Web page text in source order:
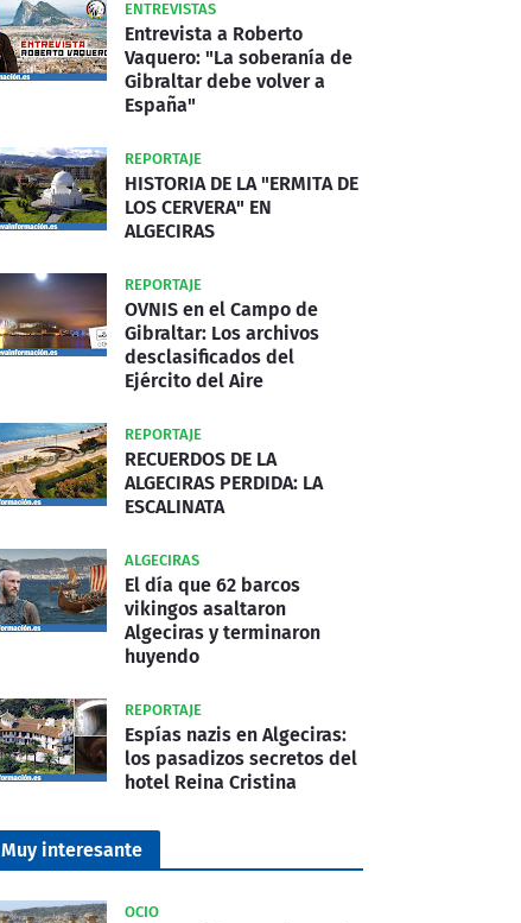
ENTREVISTAS
Entrevista a Roberto
Vaquero: "La soberanía de
Gibraltar debe volver a
España"
REPORTAJE
HISTORIA DE LA "ERMITA DE
LOS CERVERA" EN
ALGECIRAS
REPORTAJE
OVNIS en el Campo de
Gibraltar: Los archivos
desclasificados del
Ejército del Aire
REPORTAJE
RECUERDOS DE LA
ALGECIRAS PERDIDA: LA
ESCALINATA
ALGECIRAS
El día que 62 barcos
vikingos asaltaron
Algeciras y terminaron
huyendo
REPORTAJE
Espías nazis en Algeciras:
los pasadizos secretos del
hotel Reina Cristina
Muy interesante
OCIO